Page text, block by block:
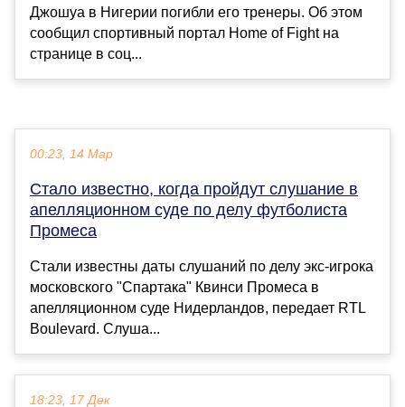
Джошуа в Нигерии погибли его тренеры. Об этом
сообщил спортивный портал Home of Fight на
странице в соц...
00:23, 14 Мар
Стало известно, когда пройдут слушание в
апелляционном суде по делу футболиста
Промеса
Стали известны даты слушаний по делу экс-игрока
московского "Спартака" Квинси Промеса в
апелляционном суде Нидерландов, передает RTL
Boulevard. Слуша...
18:23, 17 Дек